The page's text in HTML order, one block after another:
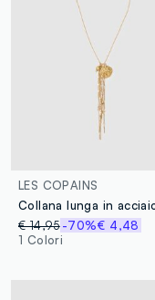
LES COPAINS
€ 14,95-70%€ 4,48
1 Colori